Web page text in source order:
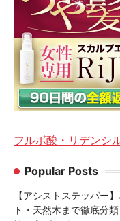
フルボ酸・リデンシ
Popular Posts
【アシストステッパー
ト・天然木まで徹底分